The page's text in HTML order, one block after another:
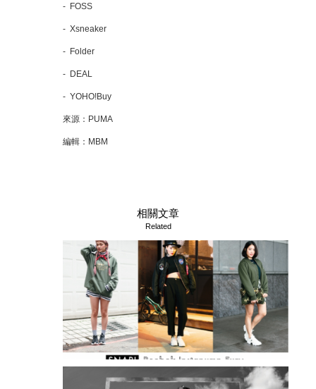
- FOSS
- Xsneaker
- Folder
- DEAL
- YOHO!Buy
來源：PUMA
編輯：MBM
相關文章
Related